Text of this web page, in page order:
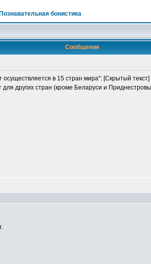
Познавательная бонистика
Сообщение
осуществляется в 15 стран мира": [Скрытый текст]
других стран (кроме Беларуси и